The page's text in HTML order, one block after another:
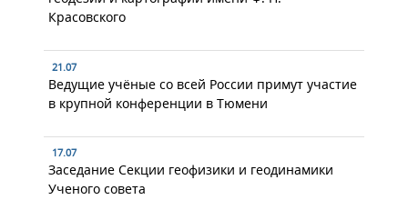
Красовского
21.07
Ведущие учёные со всей России примут участие
в крупной конференции в Тюмени
17.07
Заседание Секции геофизики и геодинамики
Ученого совета